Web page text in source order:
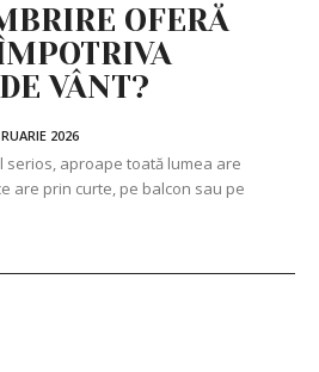
OFERĂ
VÂNT?
2026
serios, aproape toată lumea are
are prin curte, pe balcon sau pe